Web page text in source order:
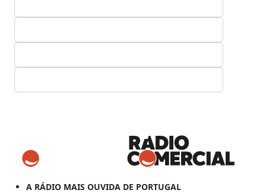
A RÁDIO MAIS OUVIDA DE PORTUGAL